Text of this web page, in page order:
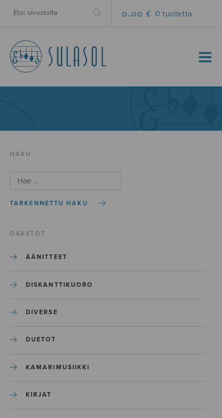
0.00 € 0 tuotetta
MENU
HAKU
TARKENNETTU HAKU
OSASTOT
ÄÄNITTEET
DISKANTTIKUORO
DIVERSE
DUETOT
KAMARIMUSIIKKI
KIRJAT